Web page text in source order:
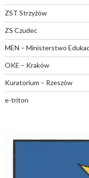
ZST Strzyżów
ZS Czudec
MEN – Ministerstwo
OKE – Kraków
Kuratorium – Rzeszów
e-triton